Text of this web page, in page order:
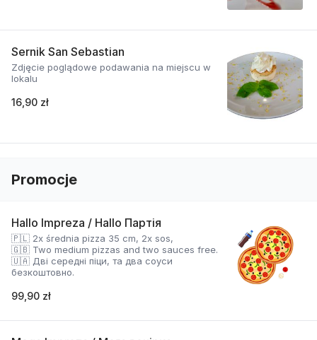
Sernik San Sebastian
Zdjęcie poglądowe podawania na miejscu w
lokalu
16,90 zł
Promocje
Hallo Impreza / Hallo Партія
🇵🇱 2x średnia pizza 35 cm, 2x sos,
🇬🇧 Two medium pizzas and two sauces free.
🇺🇦 Дві середні піци, та два соуси
безкоштовно.
99,90 zł